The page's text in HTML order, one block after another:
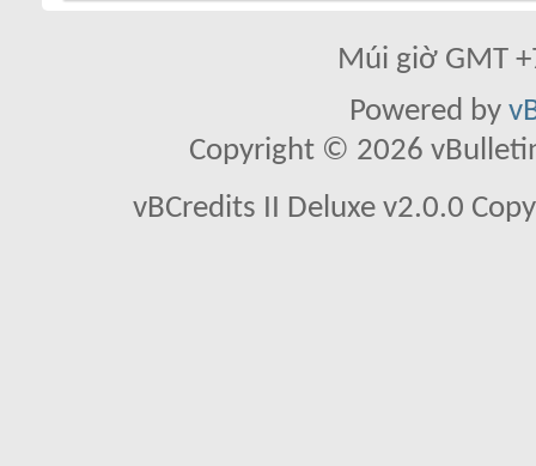
Múi giờ GMT
Powered by
Copyright © 2026
vBCredits II Deluxe v2.0.0